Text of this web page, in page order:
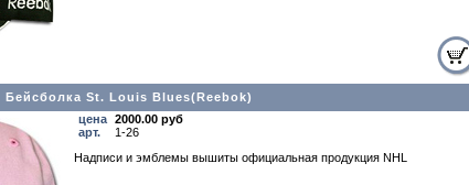
Бейсболка St. Louis Blues(Reebok)
цена 2000.00 руб
арт.
1-26
Надписи и эмблемы вышиты официальная прoдукция NHL